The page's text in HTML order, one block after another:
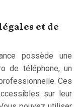
et de
possède une
de téléphone, un
Ces
sur leur